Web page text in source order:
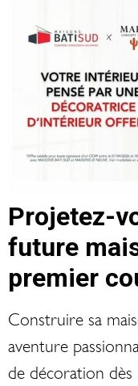
Projetez-
future
premier
Construire sa
aventure
de décoration dès